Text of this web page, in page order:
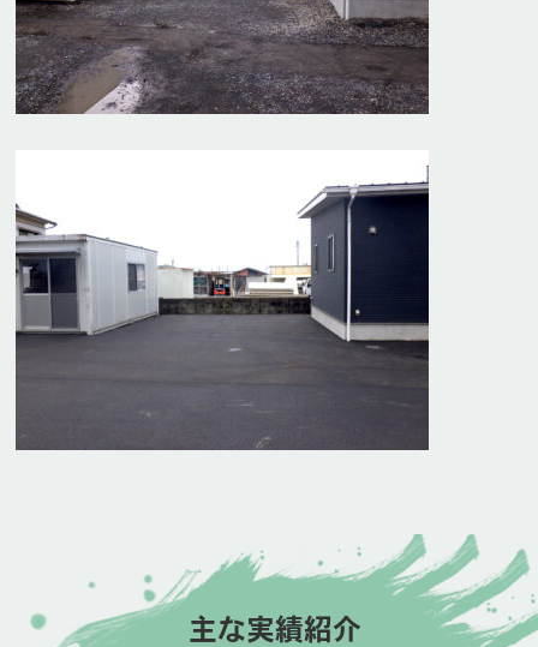
主な実績紹介